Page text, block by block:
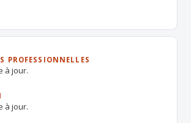
PROFESSIONNELLES
à jour.
à jour.